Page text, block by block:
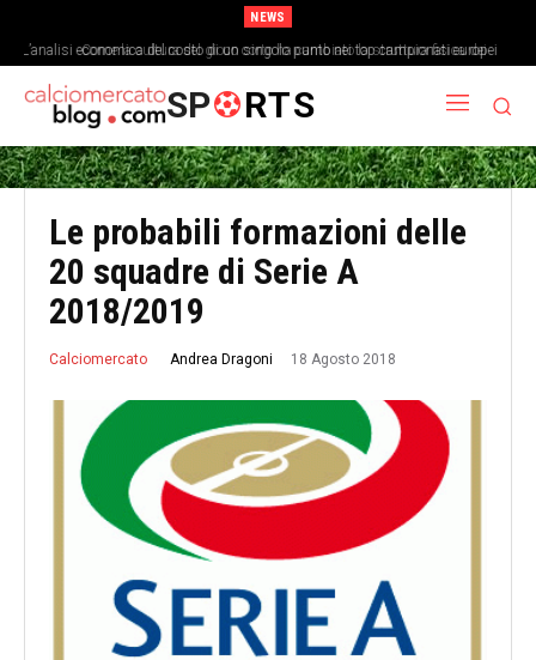
NEWS
L’analisi economica del costo di un singolo punto nei top campionati europei
Come la cultura del gioco corto ha cambiato la struttura fisica dei
centrocampisti
SP RTS
Le probabili formazioni delle
20 squadre di Serie A
2018/2019
Calciomercato Andrea Dragoni 18 Agosto 2018